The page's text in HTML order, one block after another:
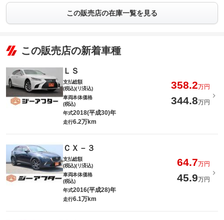
この販売店の在庫一覧を見る
この販売店の新着車種
ＬＳ
支払総額
(税込)(リ済込)
358.2万円
車両本体価格
(税込)
344.8万円
年式2018(平成30)年
走行6.2万km
ＣＸ－３
支払総額
(税込)(リ済込)
64.7万円
車両本体価格
(税込)
45.9万円
年式2016(平成28)年
走行6.1万km